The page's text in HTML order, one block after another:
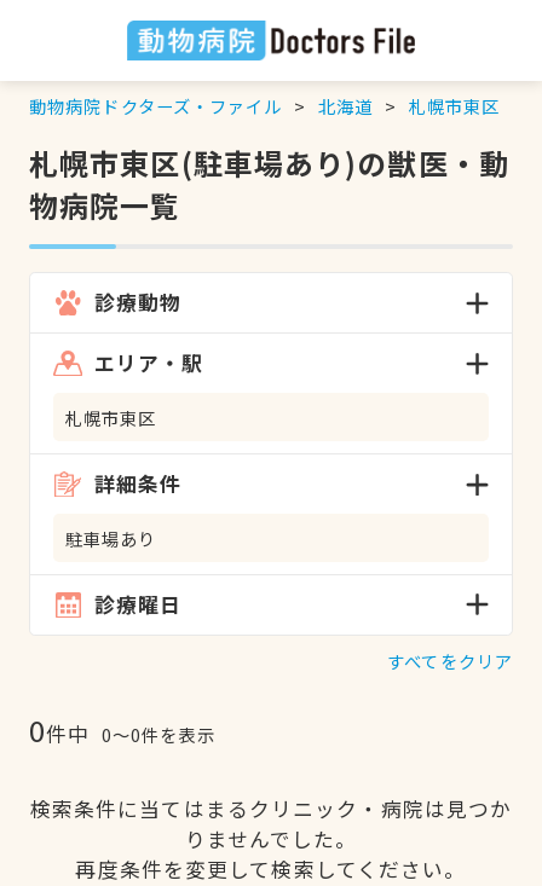
動物病院ドクターズ・ファイル 北海道 札幌市東区
札幌市東区(駐車場あり)の獣医・動
物病院一覧
診療動物
エリア・駅
札幌市東区
詳細条件
駐車場あり
診療曜日
すべてをクリア
0件中 0〜0件を表示
検索条件に当てはまるクリニック・病院は見つか
りませんでした。
再度条件を変更して検索してください。